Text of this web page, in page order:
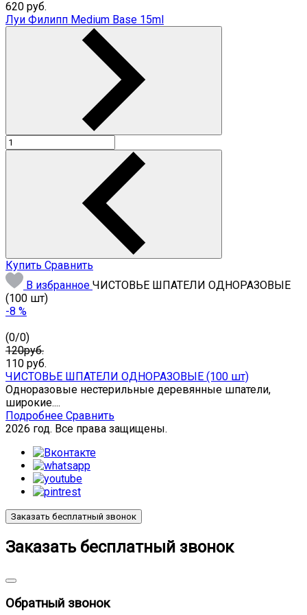
620 руб.
Луи Филипп Medium Base 15ml
Купить Сравнить
В избранное ЧИСТОВЬЕ ШПАТЕЛИ ОДНОРАЗОВЫЕ
(100 шт)
-8 %
(0/0)
120руб.
110 руб.
ЧИСТОВЬЕ ШПАТЕЛИ ОДНОРАЗОВЫЕ (100 шт)
Одноразовые нестерильные деревянные шпатели,
широкие....
Подробнее Сравнить
2026 год. Все права защищены.
Заказать бесплатный звонок
Заказать бесплатный звонок
Обратный звонок